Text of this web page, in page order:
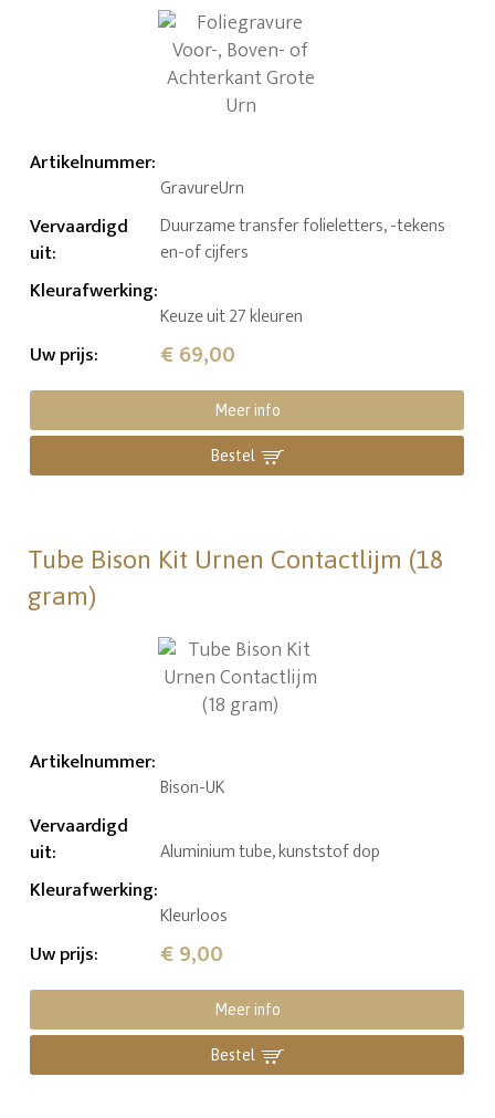
Artikelnummer:
GravureUrn
Vervaardigd
uit:
Duurzame transfer folieletters, -tekens
en-of cijfers
Kleurafwerking:
Keuze uit 27 kleuren
Uw prijs: € 69,00
Meer info
Bestel
Tube Bison Kit Urnen Contactlijm (18
gram)
Artikelnummer:
Bison-UK
Vervaardigd
uit: Aluminium tube, kunststof dop
Kleurafwerking:
Kleurloos
Uw prijs: € 9,00
Meer info
Bestel